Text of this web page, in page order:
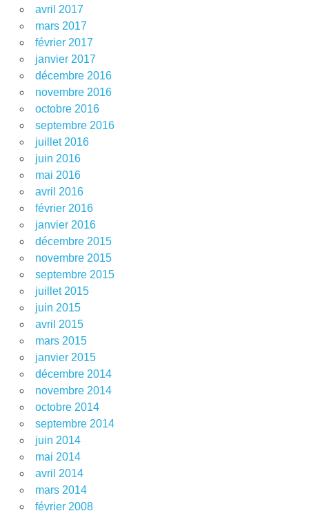
avril 2017
mars 2017
février 2017
janvier 2017
décembre 2016
novembre 2016
octobre 2016
septembre 2016
juillet 2016
juin 2016
mai 2016
avril 2016
février 2016
janvier 2016
décembre 2015
novembre 2015
septembre 2015
juillet 2015
juin 2015
avril 2015
mars 2015
janvier 2015
décembre 2014
novembre 2014
octobre 2014
septembre 2014
juin 2014
mai 2014
avril 2014
mars 2014
février 2008